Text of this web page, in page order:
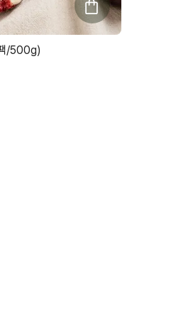
/500g)